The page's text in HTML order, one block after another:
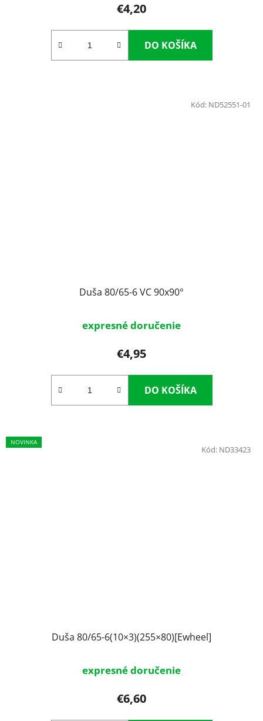
€4,20
DO KOŠÍKA
Duša 80/65-6 VC 90x90°
expresné doručenie
€4,95
DO KOŠÍKA
Kód: ND52551-01
NOVINKA
Duša 80/65-6(10×3)(255×80)[Ewheel]
expresné doručenie
€6,60
Kód: ND33423